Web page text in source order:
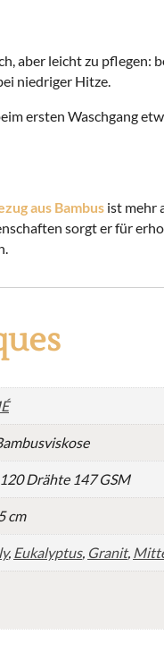
aber leicht zu pflegen:
niedriger Hitze.
ersten Waschgang
aus Bambus ist mehr
sorgt er für
Drähte 147 GSM
cm
, Eukalyptus, Granit,